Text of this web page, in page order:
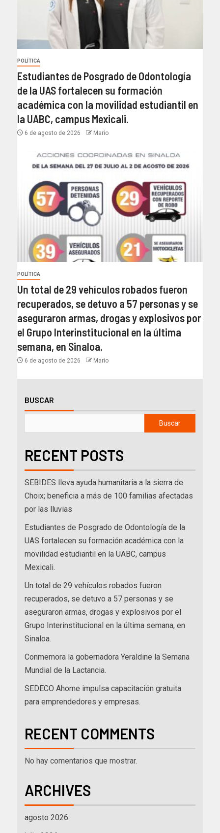
POLÍTICA
Estudiantes de Posgrado de Odontología
de la UAS fortalecen su formación
académica con la movilidad estudiantil en
la UABC, campus Mexicali.
6 de agosto de 2026 Mario
POLÍTICA
Un total de 29 vehículos robados fueron
recuperados, se detuvo a 57 personas y se
aseguraron armas, drogas y explosivos por
el Grupo Interinstitucional en la última
semana, en Sinaloa.
6 de agosto de 2026 Mario
BUSCAR
Buscar
RECENT POSTS
SEBIDES lleva ayuda humanitaria a la sierra de
Choix; beneficia a más de 100 familias afectadas
por las lluvias
Estudiantes de Posgrado de Odontología de la
UAS fortalecen su formación académica con la
movilidad estudiantil en la UABC, campus
Mexicali.
Un total de 29 vehículos robados fueron
recuperados, se detuvo a 57 personas y se
aseguraron armas, drogas y explosivos por el
Grupo Interinstitucional en la última semana, en
Sinaloa.
Conmemora la gobernadora Yeraldine la Semana
Mundial de la Lactancia.
SEDECO Ahome impulsa capacitación gratuita
para emprendedores y empresas.
RECENT COMMENTS
No hay comentarios que mostrar.
ARCHIVES
agosto 2026